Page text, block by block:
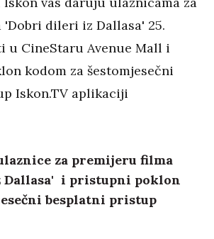
dileri iz Dallasa' 25.
u CineStaru Avenue Mall i
kodom za šestomjesečni
Iskon.TV aplikaciji
za premijeru filma
i pristupni poklon
besplatni pristup